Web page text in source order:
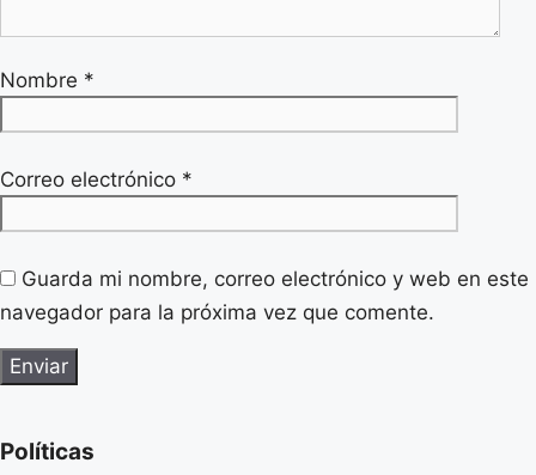
Nombre *
Correo electrónico *
Guarda mi nombre, correo electrónico y web en este
navegador para la próxima vez que comente.
Políticas